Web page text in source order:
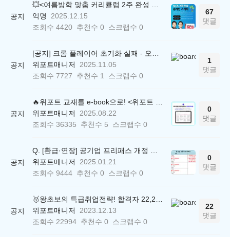
공지
💥<여름방학 맞춤 커리큘럼 2주 완성 무료 스터디> 모집 시작!
익명
2025.12.15
조회수 4420 추천수 0 스크랩수 0
67
댓글
공지
[공지] 크롬 플레이어 초기화 실패 - 오류 조치 방법 안내 (Chrome 142 버전, Edge)
위포트매니저
2025.11.05
조회수 7727 추천수 1 스크랩수 0
1
댓글
공지
🔥위포트 교재를 e-book으로! <위포트 스마트학습실>
위포트매니저
2025.08.22
조회수 36335 추천수 5 스크랩수 0
0
댓글
공지
Q. [환급·연장] 공기업 프리패스 개정 안내 (25.01.21 18:00~)
위포트매니저
2025.01.21
조회수 9444 추천수 0 스크랩수 0
0
댓글
공지
🥇왕초보의 특급취업전략! 합격자 22,244명 배출한 전문가와 함께 직무탐색부터 면접까지 완벽대비
위포트매니저
2023.12.13
조회수 22994 추천수 0 스크랩수 0
22
댓글